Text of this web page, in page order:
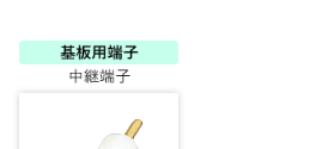
注文・見積りについて
ご利用ガイド
お問い合わせ窓口